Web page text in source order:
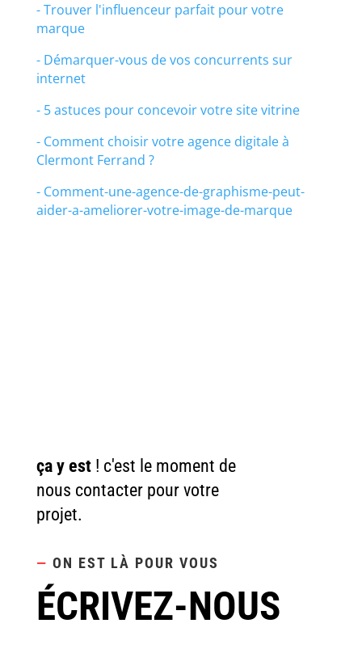
- Trouver l'influenceur parfait pour votre
marque
- Démarquer-vous de vos concurrents sur
internet
- 5 astuces pour concevoir votre site vitrine
- Comment choisir votre agence digitale à
Clermont Ferrand ?
- Comment-une-agence-de-graphisme-peut-
aider-a-ameliorer-votre-image-de-marque
ça y est! c'est le moment de
nous contacter pour votre
projet.
— ON EST LÀ POUR VOUS
ÉCRIVEZ-NOUS